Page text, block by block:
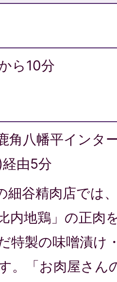
ら10分
角八幡平インタ
由5分
細谷精肉店では
内地鶏」の正肉
特製の味噌漬け
。「お肉屋さん